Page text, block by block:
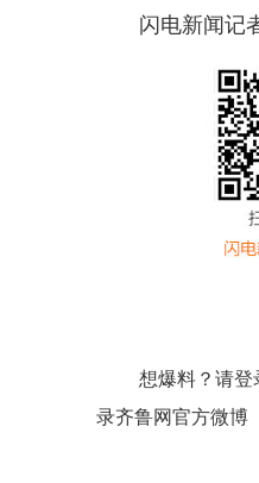
闪电新闻记
想爆料？请登
录齐鲁网官方微博